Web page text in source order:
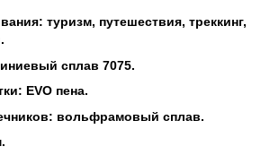
туризм, путешествия, треккинг,
сплав 7075.
EVO пена.
вольфрамовый сплав.